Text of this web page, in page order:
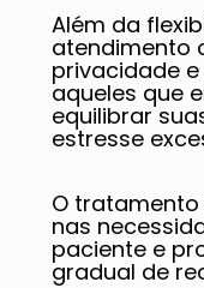
Além da
atendimento
privacidade
aqueles que
equilibrar
estresse
O
nas
paciente e
gradual de